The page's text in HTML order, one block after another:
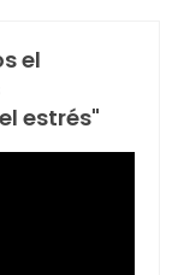
el
estrés"